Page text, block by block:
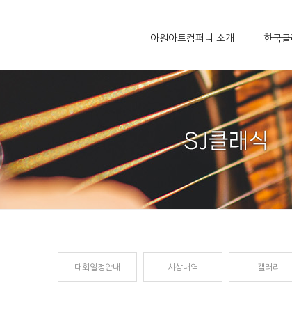
아원아트컴퍼니 소개 한국클
대회일정안내 시상내역 갤러리